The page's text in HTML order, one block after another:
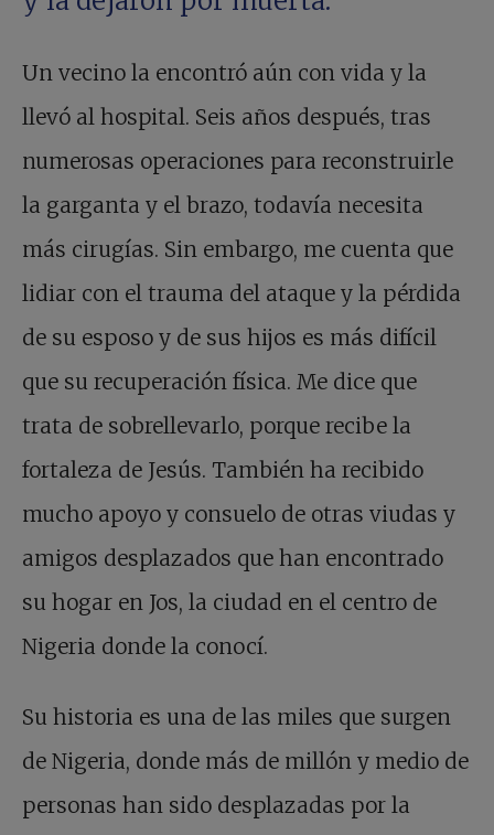
Un vecino la encontró aún con vida y la
llevó al hospital. Seis años después, tras
numerosas operaciones para reconstruirle
la garganta y el brazo, todavía necesita
más cirugías. Sin embargo, me cuenta que
lidiar con el trauma del ataque y la pérdida
de su esposo y de sus hijos es más difícil
que su recuperación física. Me dice que
trata de sobrellevarlo, porque recibe la
fortaleza de Jesús. También ha recibido
mucho apoyo y consuelo de otras viudas y
amigos desplazados que han encontrado
su hogar en Jos, la ciudad en el centro de
Nigeria donde la conocí.
Su historia es una de las miles que surgen
de Nigeria, donde más de millón y medio de
personas han sido desplazadas por la